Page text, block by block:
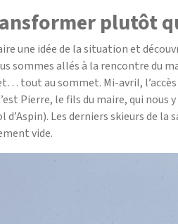
plutôt
une idée de la situation et
sommes allés à la rencontre du
tout au sommet. Mi-avril,
Pierre, le fils du maire, qui
d’Aspin). Les derniers skieurs de
vide.